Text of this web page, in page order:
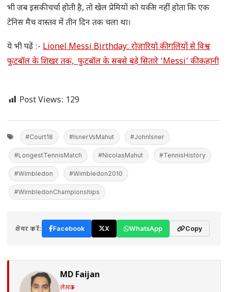
भी जब इसकी चर्चा होती है, तो खेल प्रेमियों को यकीन नहीं होता कि एक
टेनिस मैच वास्तव में तीन दिन तक चला था।
ये भी पढ़ें :- Lionel Messi Birthday: रोजारियो की गलियों से विश्व
फुटबॉल के शिखर तक, फुटबॉल के सबसे बड़े सितारे ‘Messi’ की कहानी
Post Views: 129
#Court18 #IsnerVsMahut #JohnIsner
#LongestTennisMatch #NicolasMahut #TennisHistory
#Wimbledon #Wimbledon2010
#WimbledonChampionships
शेयर करें: Facebook X WhatsApp Copy
MD Faijan
लेखक